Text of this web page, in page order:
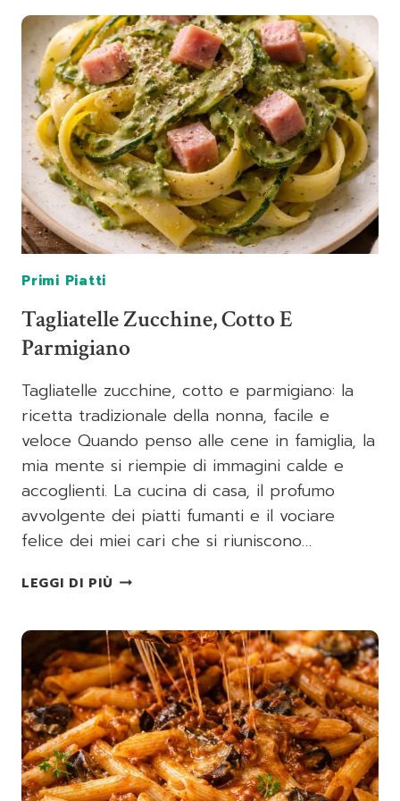
PESTO,
BUFFALO
MOZZARELLA,
AND
PANCETTA
Primi Piatti
Tagliatelle Zucchine, Cotto E
Parmigiano
Tagliatelle zucchine, cotto e parmigiano: la
ricetta tradizionale della nonna, facile e
veloce Quando penso alle cene in famiglia, la
mia mente si riempie di immagini calde e
accoglienti. La cucina di casa, il profumo
avvolgente dei piatti fumanti e il vociare
felice dei miei cari che si riuniscono…
LEGGI DI PIÙ TAGLIATELLE
E
PARMIGIANO